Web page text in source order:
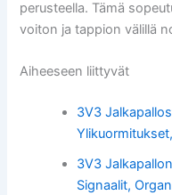
perusteella. Tämä
voiton ja tappion välillä
Aiheeseen liittyvät
3V3
3V3
Signaalit,